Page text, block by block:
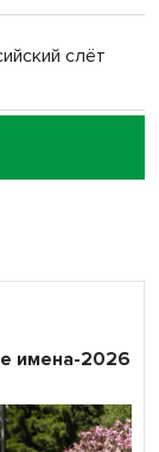
слёт
имена-2026